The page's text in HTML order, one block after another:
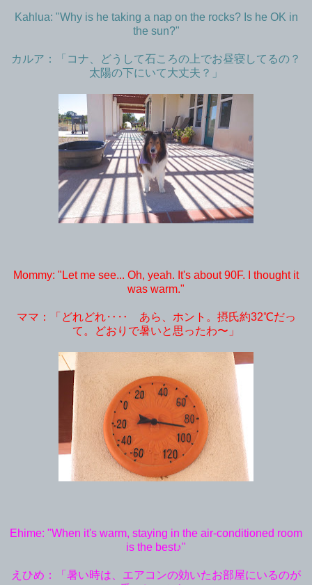
Kahlua: "Why is he taking a nap on the rocks? Is he OK in
the sun?"
カルア：「コナ、どうして石ころの上でお昼寝してるの？
太陽の下にいて大丈夫？」
Mommy: "Let me see... Oh, yeah. It's about 90F. I thought it
was warm."
ママ：「どれどれ‥‥ あら、ホント。摂氏約32℃だっ
て。どおりで暑いと思ったわ〜」
Ehime: "When it's warm, staying in the air-conditioned room
is the best♪"
えひめ：「暑い時は、エアコンの効いたお部屋にいるのが